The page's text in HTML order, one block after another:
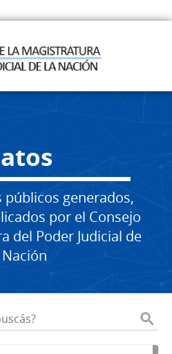
públicos generados,
por el Consejo
del Poder Judicial de